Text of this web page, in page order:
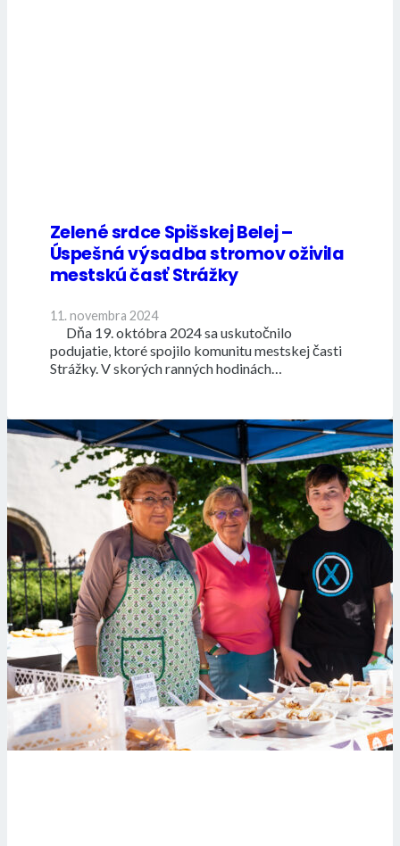
Zelené srdce Spišskej Belej –
Úspešná výsadba stromov oživila
mestskú časť Strážky
11. novembra 2024
Dňa 19. októbra 2024 sa uskutočnilo
podujatie, ktoré spojilo komunitu mestskej časti
Strážky. V skorých ranných hodinách…